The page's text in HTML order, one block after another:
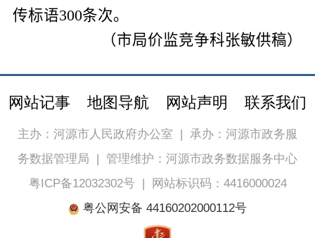
传标语300条次。
（市局价监竞争科张敏供稿）
网站记事 地图导航 网站声明 联系我们
主办：河源市人民政府办公室
承办：河源市政务服
务数据管理局
管理维护：河源市政务数据服务中心
粤ICP备12032302号|
网站标识码：4416000024
粤公网安备 44160202000112号